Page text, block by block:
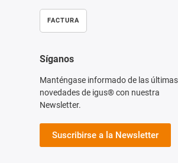
FACTURA
Síganos
Manténgase informado de las últimas
novedades de igus® con nuestra
Newsletter.
Suscribirse a la Newsletter